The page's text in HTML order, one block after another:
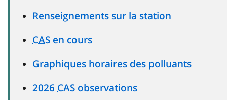
Renseignements sur la station
CAS en cours
Graphiques horaires des polluants
2026 CAS observations